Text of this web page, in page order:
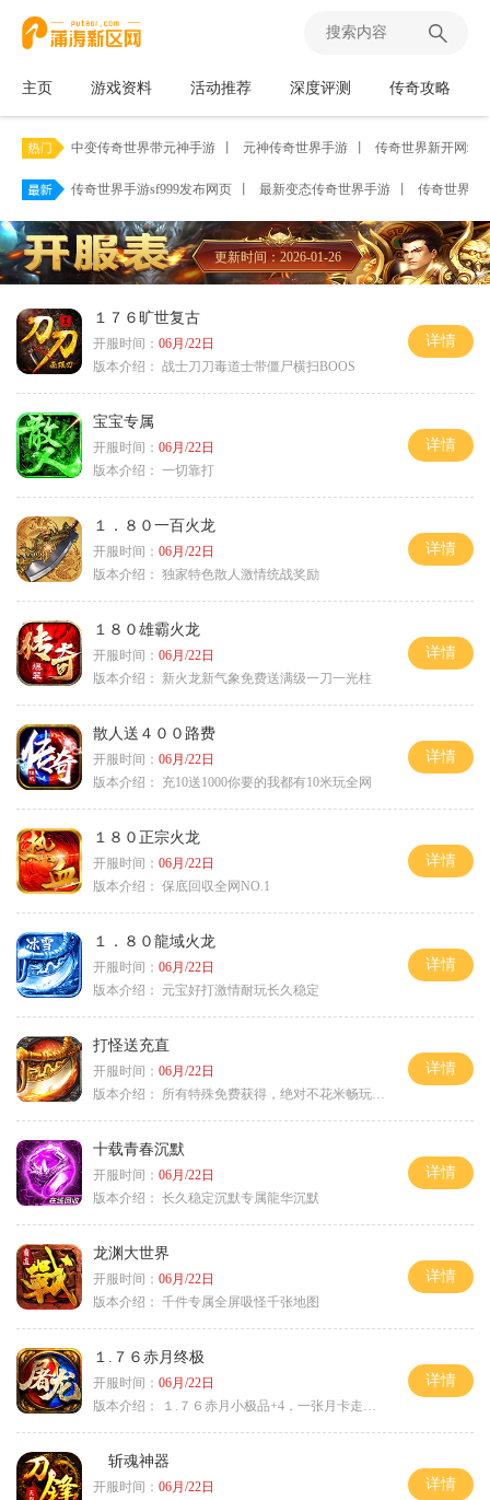
主页 游戏资料 活动推荐 深度评测 传奇攻略
中变传奇世界带元神手游 元神传奇世界手游 传奇世界新开网站
传奇世界手游sf999发布网页 最新变态传奇世界手游 传奇世界怀
更新时间：2026-01-26
１７６旷世复古
开服时间： 06月/22日
版本介绍： 战士刀刀毒道士带僵尸横扫BOOS
详情
宝宝专属
开服时间： 06月/22日
版本介绍： 一切靠打
详情
１．８０一百火龙
开服时间： 06月/22日
版本介绍： 独家特色散人激情统战奖励
详情
１８０雄霸火龙
开服时间： 06月/22日
版本介绍：
新火龙新气象免费送满级一刀一光柱
详情
散人送４００路费
开服时间： 06月/22日
版本介绍：
充10送1000你要的我都有10米玩全网
详情
１８０正宗火龙
开服时间： 06月/22日
版本介绍： 保底回収全网NO.1
详情
１．８０龍域火龙
开服时间： 06月/22日
版本介绍：
元宝好打激情耐玩长久稳定
详情
打怪送充直
开服时间： 06月/22日
版本介绍：
所有特殊免费获得，绝对不花米畅玩所有地图
详情
十载青春沉默
开服时间： 06月/22日
版本介绍： 长久稳定沉默专属龍华沉默
详情
龙渊大世界
开服时间： 06月/22日
版本介绍： 千件专属全屏吸怪千张地图
详情
１.７６赤月终极
开服时间： 06月/22日
版本介绍：
１.７６赤月小极品+4，一张月卡走天涯c
详情
斩魂神器
开服时间： 06月/22日
详情